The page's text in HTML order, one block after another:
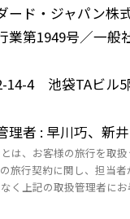
ード・ジャパン株
業第1949号／一般
14-4 池袋TAビル5
理者 : 早川巧、新
は、お客様の旅行を取
旅行契約に関し、担当
く上記の取扱管理者にお